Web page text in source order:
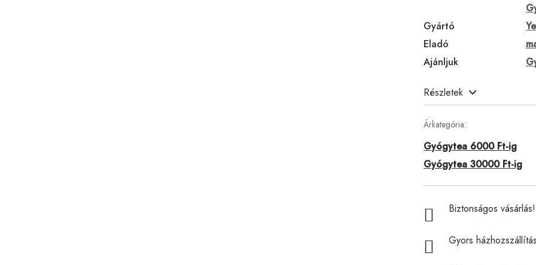
Gyártó
Eladó
Ajánljuk
Részletek
Árkategória:
Gyógytea 6000 Ft-ig
Gyógytea 30000 Ft-ig
Biztonságos
Gyors